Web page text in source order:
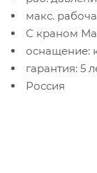
макс.
С краном
оснащение:
гарантия: 5
Россия